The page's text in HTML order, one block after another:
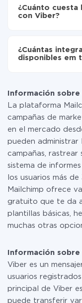
de MailChimp a
oscilar entre 5 y
configuración
¿Cuánto cuesta
con Viber?
tarifas. Usted solo
realmente se
manera segura
uno de pago, si es
tarifas.
¿Cuántas
disponibles em
Información sobre
La plataforma
campañas de
en el mercado
pueden administrar
campañas, rastrear
sistema de
los usuarios más
Mailchimp ofrece
gratuito que te da
plantillas básicas,
muchas otras
Información sobre
Viber es un
usuarios
principal de Viber
puede transferir